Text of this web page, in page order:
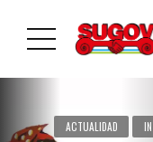
ACTUALIDAD